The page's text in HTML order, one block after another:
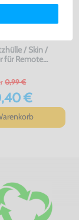
/ Skin /
für Remote
0,99 €
€
Daten­schutz­